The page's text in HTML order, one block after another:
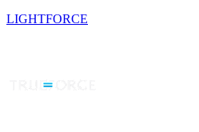
LIGHTFORCE